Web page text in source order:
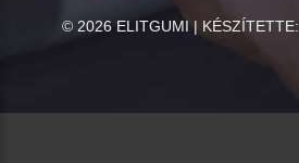
© 2026 ELITGUMI | KÉSZÍTETTE: